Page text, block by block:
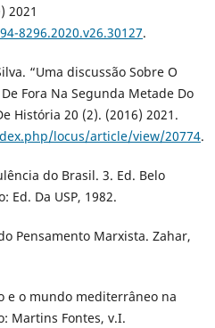
2021
8296.2020.v26.30127.
“Uma discussão Sobre O
Fora Na Segunda Metade Do
História 20 (2). (2016) 2021.
locus/article/view/20774.
do Brasil. 3. Ed. Belo
Ed. Da USP, 1982.
Pensamento Marxista. Zahar,
e o mundo mediterrâneo na
Martins Fontes, v.I.